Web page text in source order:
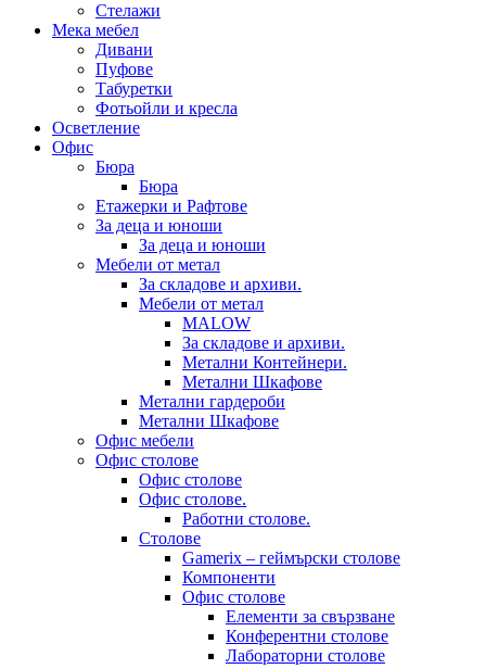
Стелажи
Мека мебел
Дивани
Пуфове
Табуретки
Фотьойли и кресла
Осветление
Офис
Бюра
Бюра
Етажерки и Рафтове
За деца и юноши
За деца и юноши
Мебели от метал
За складове и архиви.
Мебели от метал
MALOW
За складове и архиви.
Метални Контейнери.
Метални Шкафове
Метални гардероби
Метални Шкафове
Офис мебели
Офис столове
Офис столове
Офис столове.
Работни столове.
Столове
Gamerix – геймърски столове
Компоненти
Офис столове
Елементи за свързване
Конферентни столове
Лабораторни столове